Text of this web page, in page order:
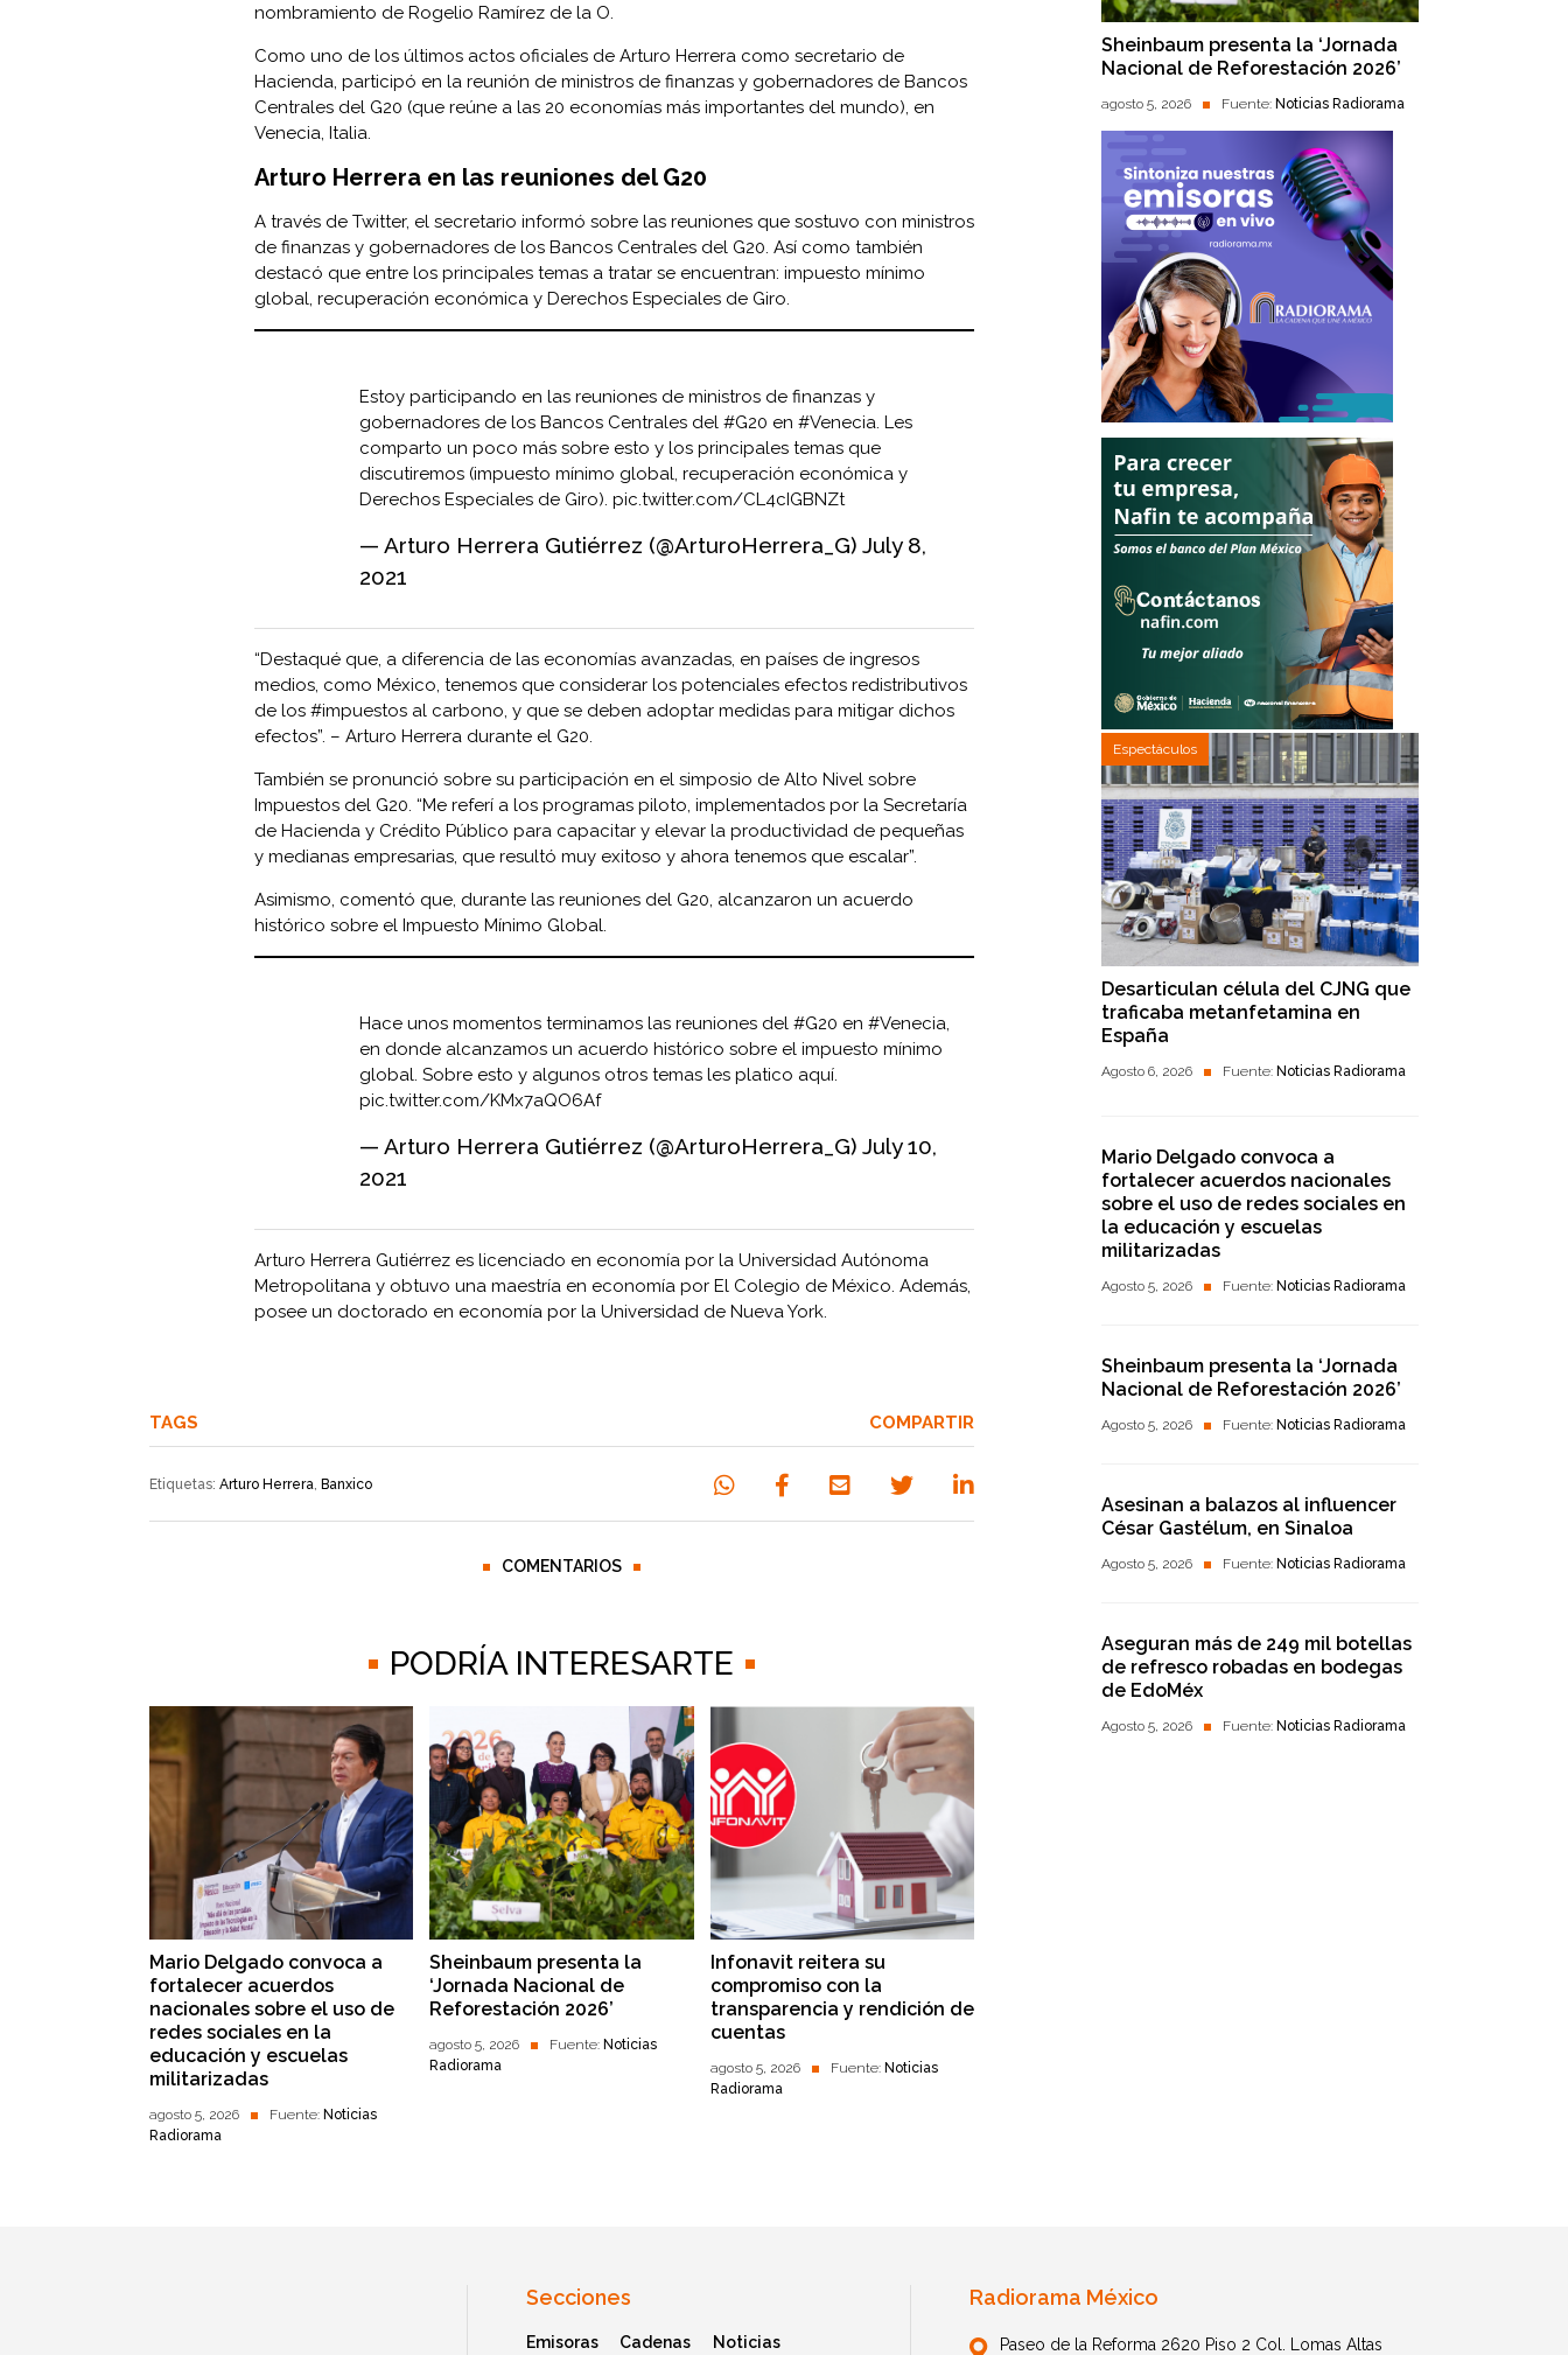
nombramiento de Rogelio Ramírez de la O.
Como uno de los últimos actos oficiales de Arturo Herrera como secretario de
Hacienda, participó en la reunión de ministros de finanzas y gobernadores de Bancos
Centrales del G20 (que reúne a las 20 economías más importantes del mundo), en
Venecia, Italia.
Arturo Herrera en las reuniones del G20
A través de Twitter, el secretario informó sobre las reuniones que sostuvo con ministros
de finanzas y gobernadores de los Bancos Centrales del G20. Así como también
destacó que entre los principales temas a tratar se encuentran: impuesto mínimo
global, recuperación económica y Derechos Especiales de Giro.
Estoy participando en las reuniones de ministros de finanzas y
gobernadores de los Bancos Centrales del #G20 en #Venecia. Les
comparto un poco más sobre esto y los principales temas que
discutiremos (impuesto mínimo global, recuperación económica y
Derechos Especiales de Giro). pic.twitter.com/CL4cIGBNZt
— Arturo Herrera Gutiérrez (@ArturoHerrera_G) July 8,
2021
“Destaqué que, a diferencia de las economías avanzadas, en países de ingresos
medios, como México, tenemos que considerar los potenciales efectos redistributivos
de los #impuestos al carbono, y que se deben adoptar medidas para mitigar dichos
efectos”. – Arturo Herrera durante el G20.
También se pronunció sobre su participación en el simposio de Alto Nivel sobre
Impuestos del G20. “Me referí a los programas piloto, implementados por la Secretaría
de Hacienda y Crédito Público para capacitar y elevar la productividad de pequeñas
y medianas empresarias, que resultó muy exitoso y ahora tenemos que escalar”.
Asimismo, comentó que, durante las reuniones del G20, alcanzaron un acuerdo
histórico sobre el Impuesto Mínimo Global.
Hace unos momentos terminamos las reuniones del #G20 en #Venecia,
en donde alcanzamos un acuerdo histórico sobre el impuesto mínimo
global. Sobre esto y algunos otros temas les platico aquí.
pic.twitter.com/KMx7aQO6Af
— Arturo Herrera Gutiérrez (@ArturoHerrera_G) July 10,
2021
Arturo Herrera Gutiérrez es licenciado en economía por la Universidad Autónoma
Metropolitana y obtuvo una maestría en economía por El Colegio de México. Además,
posee un doctorado en economía por la Universidad de Nueva York.
TAGS
Etiquetas: Arturo Herrera, Banxico
COMPARTIR
COMENTARIOS
PODRÍA INTERESARTE
Mario Delgado convoca a
fortalecer acuerdos
nacionales sobre el uso de
redes sociales en la
educación y escuelas
militarizadas
agosto 5, 2026 Fuente: Noticias
Radiorama
Sheinbaum presenta la
‘Jornada Nacional de
Reforestación 2026’
agosto 5, 2026 Fuente: Noticias
Radiorama
Infonavit reitera su
compromiso con la
transparencia y rendición de
cuentas
agosto 5, 2026 Fuente: Noticias
Radiorama
Sheinbaum presenta la ‘Jornada
Nacional de Reforestación 2026’
agosto 5, 2026 Fuente: Noticias Radiorama
Espectáculos
Desarticulan célula del CJNG que
traficaba metanfetamina en
España
Agosto 6, 2026 Fuente: Noticias Radiorama
Mario Delgado convoca a
fortalecer acuerdos nacionales
sobre el uso de redes sociales en
la educación y escuelas
militarizadas
Agosto 5, 2026 Fuente: Noticias Radiorama
Sheinbaum presenta la ‘Jornada
Nacional de Reforestación 2026’
Agosto 5, 2026 Fuente: Noticias Radiorama
Asesinan a balazos al influencer
César Gastélum, en Sinaloa
Agosto 5, 2026 Fuente: Noticias Radiorama
Aseguran más de 249 mil botellas
de refresco robadas en bodegas
de EdoMéx
Agosto 5, 2026 Fuente: Noticias Radiorama
Secciones
Emisoras Cadenas Noticias
Radiorama México
Paseo de la Reforma 2620 Piso 2 Col. Lomas Altas